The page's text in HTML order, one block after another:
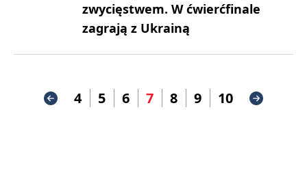
zwycięstwem. W ćwierćfinale
zagrają z Ukrainą
4 5 6 7 8 9 10